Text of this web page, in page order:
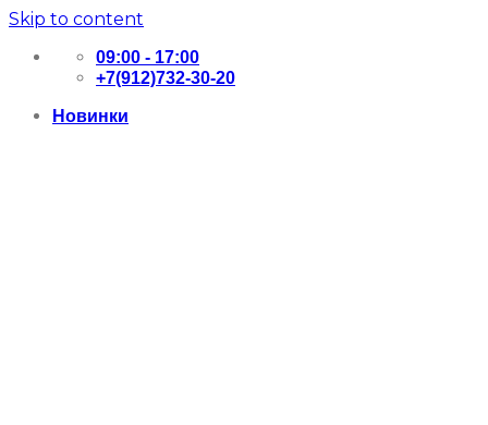
Skip to content
09:00 - 17:00
+7(912)732-30-20
Новинки